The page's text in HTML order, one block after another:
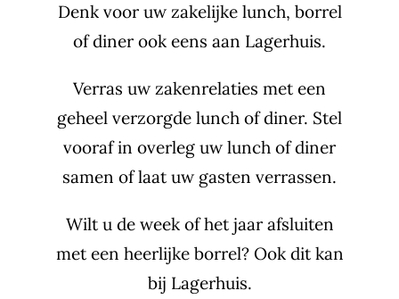
Denk voor uw zakelijke lunch, borrel
of diner ook eens aan Lagerhuis.
Verras uw zakenrelaties met een
geheel verzorgde lunch of diner. Stel
vooraf in overleg uw lunch of diner
samen of laat uw gasten verrassen.
Wilt u de week of het jaar afsluiten
met een heerlijke borrel? Ook dit kan
bij Lagerhuis.